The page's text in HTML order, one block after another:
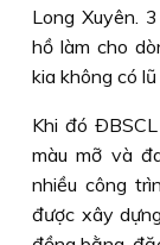
Long Xuyên.
hồ làm cho
kia không có
Khi đó
màu mỡ và
nhiều công
được xây